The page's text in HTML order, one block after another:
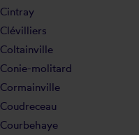
Cintray
Clévilliers
Coltainville
Conie-molitard
Cormainville
Coudreceau
Courbehaye